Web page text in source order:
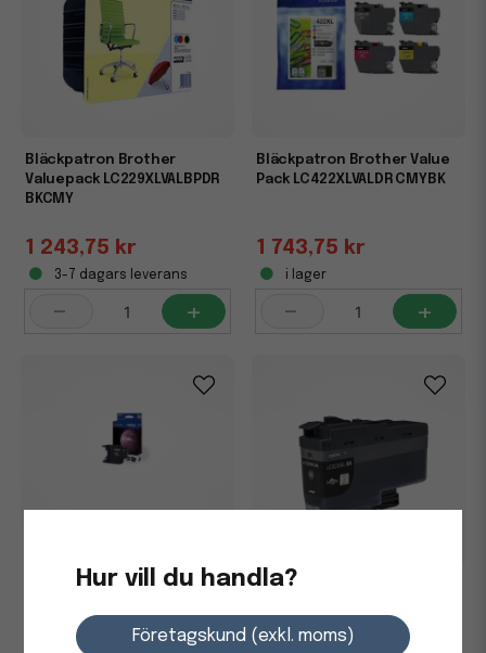
Bläckpatron Brother
Valuepack LC229XLVALBPDR
BKCMY
1 243,75 kr
3-7 dagars leverans
- +
Bläckpatron Brother Value
Pack LC422XLVALDR CMYBK
1 743,75 kr
i lager
- +
LC1220BK Svart
293,75 kr
Bläckpatron Brother XL
Hur vill du handla?
Företagskund (exkl. moms)